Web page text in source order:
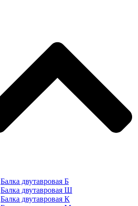
Балка двутавровая Б
Балка двутавровая Ш
Балка двутавровая К